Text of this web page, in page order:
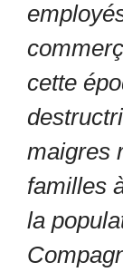
cette
maigres
familles
la